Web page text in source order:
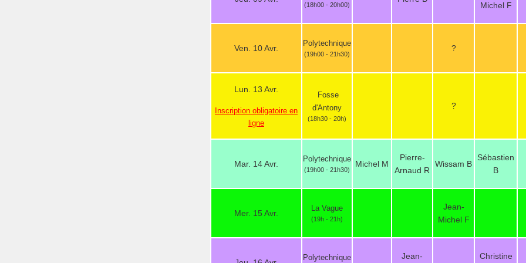
(18h00 - 20h00) Michel F
Ven. 10 Avr.
Polytechnique
(19h00 - 21h30)
?
Lun. 13 Avr.
Inscription obligatoire en
ligne
Fosse
d'Antony
(18h30 - 20h)
?
Mar. 14 Avr.
Polytechnique
(19h00 - 21h30)
Michel M
Pierre-
Arnaud R
Wissam B
Sébastien
B
Mer. 15 Avr.
La Vague
(19h - 21h)
Jean-
Michel F
Polytechnique Jean- Christine